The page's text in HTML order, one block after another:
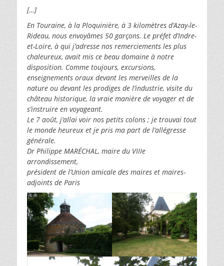
[…]
En Touraine, à la Ploquinière, à 3 kilomètres d’Azay-le-
Rideau, nous envoyâmes 50 garçons. Le préfet d’Indre-
et-Loire, à qui j’adresse nos remerciements les plus
chaleureux, avait mis ce beau domaine à notre
disposition. Comme toujours, excursions,
enseignements oraux devant les merveilles de la
nature ou devant les prodiges de l’industrie, visite du
château historique, la vraie manière de voyager et de
s’instruire en voyageant.
Le 7 août, j’allai voir nos petits colons ; je trouvai tout
le monde heureux et je pris ma part de l’allégresse
générale.
Dr Philippe MARÉCHAL, maire du VIIIe
arrondissement,
président de l’Union amicale des maires et maires-
adjoints de Paris